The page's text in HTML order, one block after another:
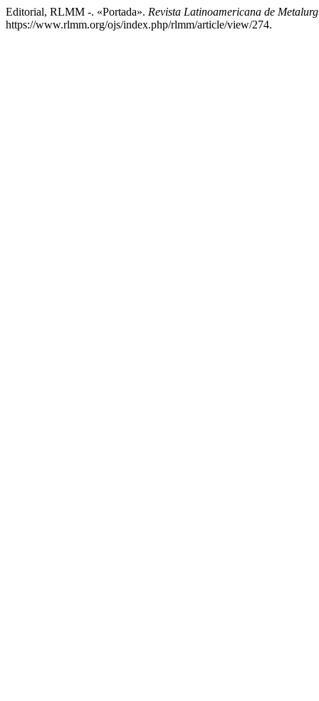
Editorial, RLMM -. «Portada». Revista Latinoamericana de
https://www.rlmm.org/ojs/index.php/rlmm/article/view/274.